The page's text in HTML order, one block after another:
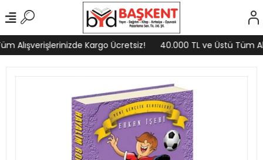
Alışverişlerinizde Kargo Ücretsiz! 40.000 TL ve Üstü Tüm